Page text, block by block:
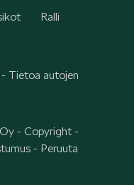
Ralli
Tietoa autojen
- Copyright-
- Peruuta